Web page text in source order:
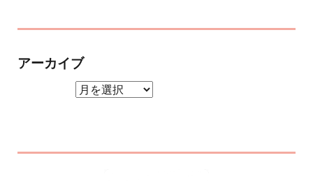
アーカイブ